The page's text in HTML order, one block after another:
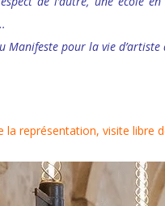
Manifeste pour la vie d’artiste
la représentation, visite libre